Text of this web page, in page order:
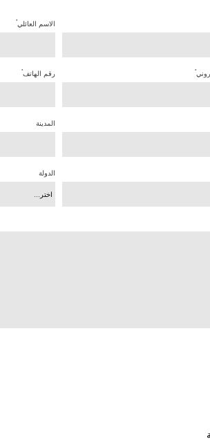
الاسم العائلي*
* رقم الهاتف*
المدينة
الدولة